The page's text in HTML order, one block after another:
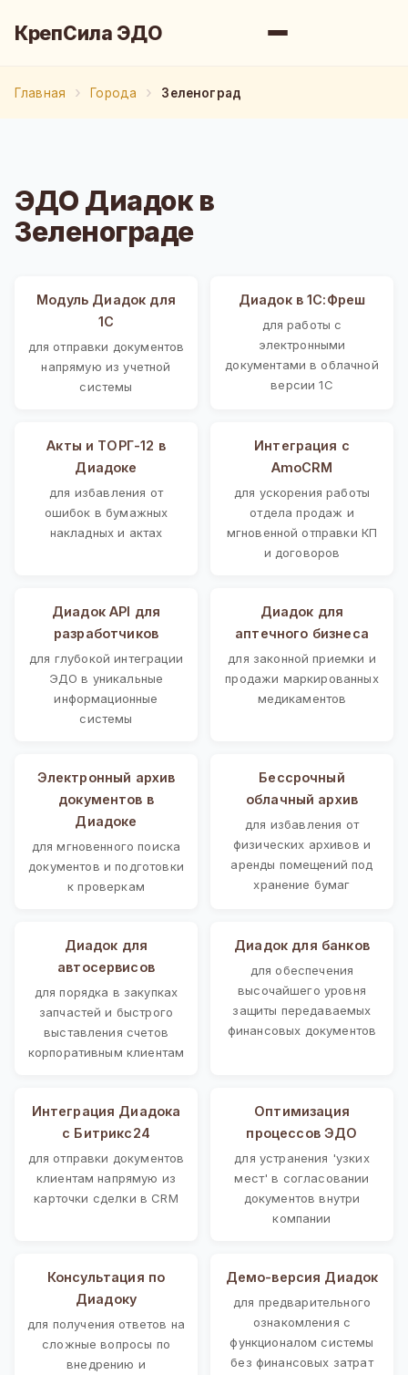
КрепСила ЭДО
Главная Города Зеленоград
ЭДО Диадок в
Зеленограде
Модуль Диадок для
1С
для отправки документов
напрямую из учетной
системы
Диадок в 1С:Фреш
для работы с
электронными
документами в облачной
версии 1С
Акты и ТОРГ-12 в
Диадоке
для избавления от
ошибок в бумажных
накладных и актах
Интеграция с
AmoCRM
для ускорения работы
отдела продаж и
мгновенной отправки КП
и договоров
Диадок API для
разработчиков
для глубокой интеграции
ЭДО в уникальные
информационные
системы
Диадок для
аптечного бизнеса
для законной приемки и
продажи маркированных
медикаментов
Электронный архив
документов в
Диадоке
для мгновенного поиска
документов и подготовки
к проверкам
Бессрочный
облачный архив
для избавления от
физических архивов и
аренды помещений под
хранение бумаг
Диадок для
автосервисов
для порядка в закупках
запчастей и быстрого
выставления счетов
корпоративным клиентам
Диадок для банков
для обеспечения
высочайшего уровня
защиты передаваемых
финансовых документов
Интеграция Диадока
с Битрикс24
для отправки документов
клиентам напрямую из
карточки сделки в CRM
Оптимизация
процессов ЭДО
для устранения 'узких
мест' в согласовании
документов внутри
компании
Консультация по
Диадоку
для получения ответов на
сложные вопросы по
внедрению и
Демо-версия Диадок
для предварительного
ознакомления с
функционалом системы
без финансовых затрат